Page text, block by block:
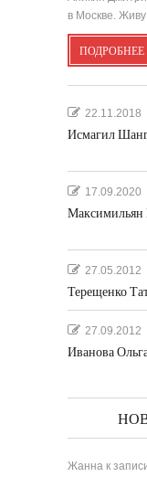
в Москве.
ПОДРОБНЕЕ
22.11.2018
Исмагил
17.09.2020
Максимильян
27.05.2012
Терещенко
27.09.2012
Иванова
Жанна к